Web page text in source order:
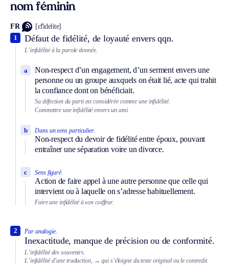
nom féminin
FR [ɛ̃fidelite]
Défaut de fidélité, de loyauté envers qqn.
1
L’infidélité à la parole donnée.
Non-respect d’un engagement, d’un serment envers une
personne ou un groupe auxquels on était lié, acte qui trahit
la confiance dont on bénéficiait.
a
Sa défection du parti est considérée comme une infidélité.
Commettre une infidélité envers un ami.
Dans un sens particulier.
Non-respect du devoir de fidélité entre époux, pouvant
entraîner une séparation voire un divorce.
b
Sens figuré.
Action de faire appel à une autre personne que celle qui
intervient ou à laquelle on s’adresse habituellement.
c
Faire une infidélité à son coiffeur.
Par analogie.
Inexactitude, manque de précision ou de conformité.
2
L’infidélité des souvenirs.
L’infidélité d’une traduction, → qui s’éloigne du texte original ou le contredit.